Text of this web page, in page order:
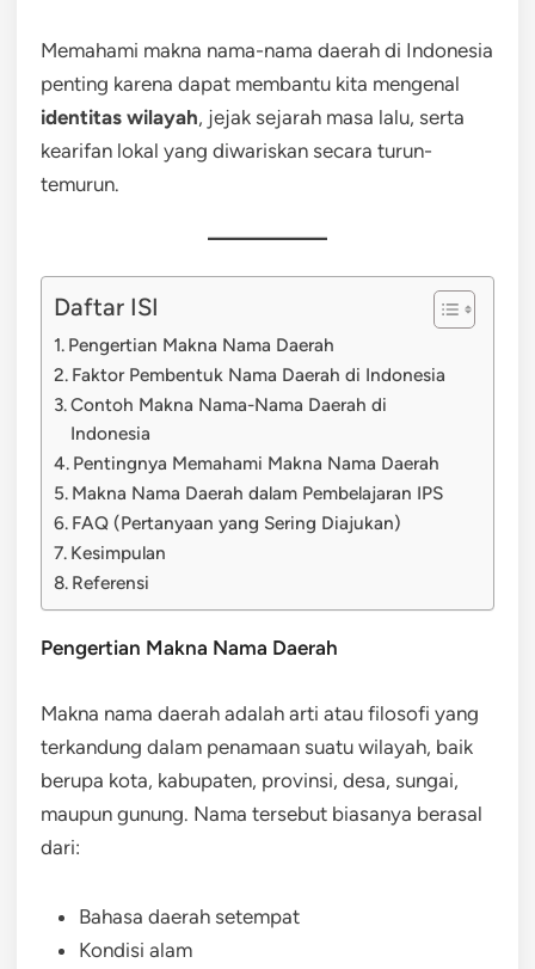
Memahami makna nama-nama daerah di Indonesia
penting karena dapat membantu kita mengenal
identitas wilayah, jejak sejarah masa lalu, serta
kearifan lokal yang diwariskan secara turun-
temurun.
Daftar ISI
Pengertian Makna Nama Daerah
Faktor Pembentuk Nama Daerah di Indonesia
Contoh Makna Nama-Nama Daerah di
Indonesia
Pentingnya Memahami Makna Nama Daerah
Makna Nama Daerah dalam Pembelajaran IPS
FAQ (Pertanyaan yang Sering Diajukan)
Kesimpulan
Referensi
Pengertian Makna Nama Daerah
Makna nama daerah adalah arti atau filosofi yang
terkandung dalam penamaan suatu wilayah, baik
berupa kota, kabupaten, provinsi, desa, sungai,
maupun gunung. Nama tersebut biasanya berasal
dari:
Bahasa daerah setempat
Kondisi alam